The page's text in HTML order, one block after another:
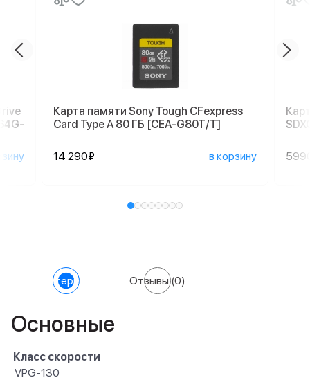
Карта памяти Sony Tough CFexpress
Card Type A 80 ГБ [CEA-G80T/T]
14 290₽ в корзину
Характеристики Отзывы(0)
Основные
Класс скорости
VPG-130